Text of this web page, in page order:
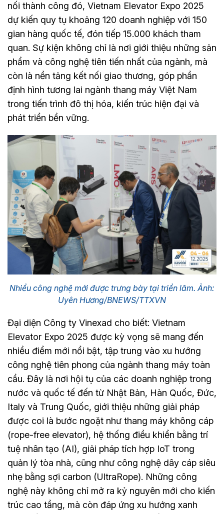
nối thành công đó, Vietnam Elevator Expo 2025
dự kiến quy tụ khoảng 120 doanh nghiệp với 150
gian hàng quốc tế, đón tiếp 15.000 khách tham
quan. Sự kiện không chỉ là nơi giới thiệu những sản
phẩm và công nghệ tiên tiến nhất của ngành, mà
còn là nền tảng kết nối giao thương, góp phần
định hình tương lai ngành thang máy Việt Nam
trong tiến trình đô thị hóa, kiến trúc hiện đại và
phát triển bền vững.
Nhiểu công nghệ mới được trưng bày tại triển lãm. Ảnh:
Uyên Hương/BNEWS/TTXVN
Đại diện Công ty Vinexad cho biết: Vietnam
Elevator Expo 2025 được kỳ vọng sẽ mang đến
nhiều điểm mới nổi bật, tập trung vào xu hướng
công nghệ tiên phong của ngành thang máy toàn
cầu. Đây là nơi hội tụ của các doanh nghiệp trong
nước và quốc tế đến từ Nhật Bản, Hàn Quốc, Đức,
Italy và Trung Quốc, giới thiệu những giải pháp
được coi là bước ngoặt như thang máy không cáp
(rope-free elevator), hệ thống điều khiển bằng trí
tuệ nhân tạo (AI), giải pháp tích hợp IoT trong
quản lý tòa nhà, cũng như công nghệ dây cáp siêu
nhẹ bằng sợi carbon (UltraRope). Những công
nghệ này không chỉ mở ra kỷ nguyên mới cho kiến
trúc cao tầng, mà còn đáp ứng xu hướng xanh